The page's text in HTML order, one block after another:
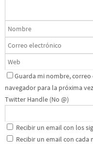
Guarda mi nombre,
navegador para la próxima
Twitter Handle (No @)
Recibir un email con los
Recibir un email con cada